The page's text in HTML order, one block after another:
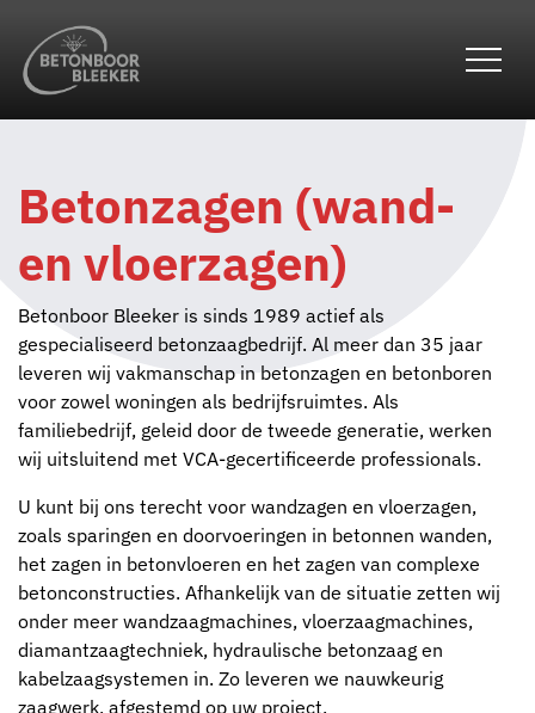
Betonzagen (wand-
en vloerzagen)
Betonboor Bleeker is sinds 1989 actief als
gespecialiseerd betonzaagbedrijf. Al meer dan 35 jaar
leveren wij vakmanschap in betonzagen en betonboren
voor zowel woningen als bedrijfsruimtes. Als
familiebedrijf, geleid door de tweede generatie, werken
wij uitsluitend met VCA-gecertificeerde professionals.
U kunt bij ons terecht voor wandzagen en vloerzagen,
zoals sparingen en doorvoeringen in betonnen wanden,
het zagen in betonvloeren en het zagen van complexe
betonconstructies. Afhankelijk van de situatie zetten wij
onder meer wandzaagmachines, vloerzaagmachines,
diamantzaagtechniek, hydraulische betonzaag en
kabelzaagsystemen in. Zo leveren we nauwkeurig
zaagwerk, afgestemd op uw project.